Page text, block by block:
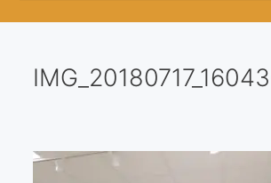
Artistas
Visitas a los ateliers o talleres de